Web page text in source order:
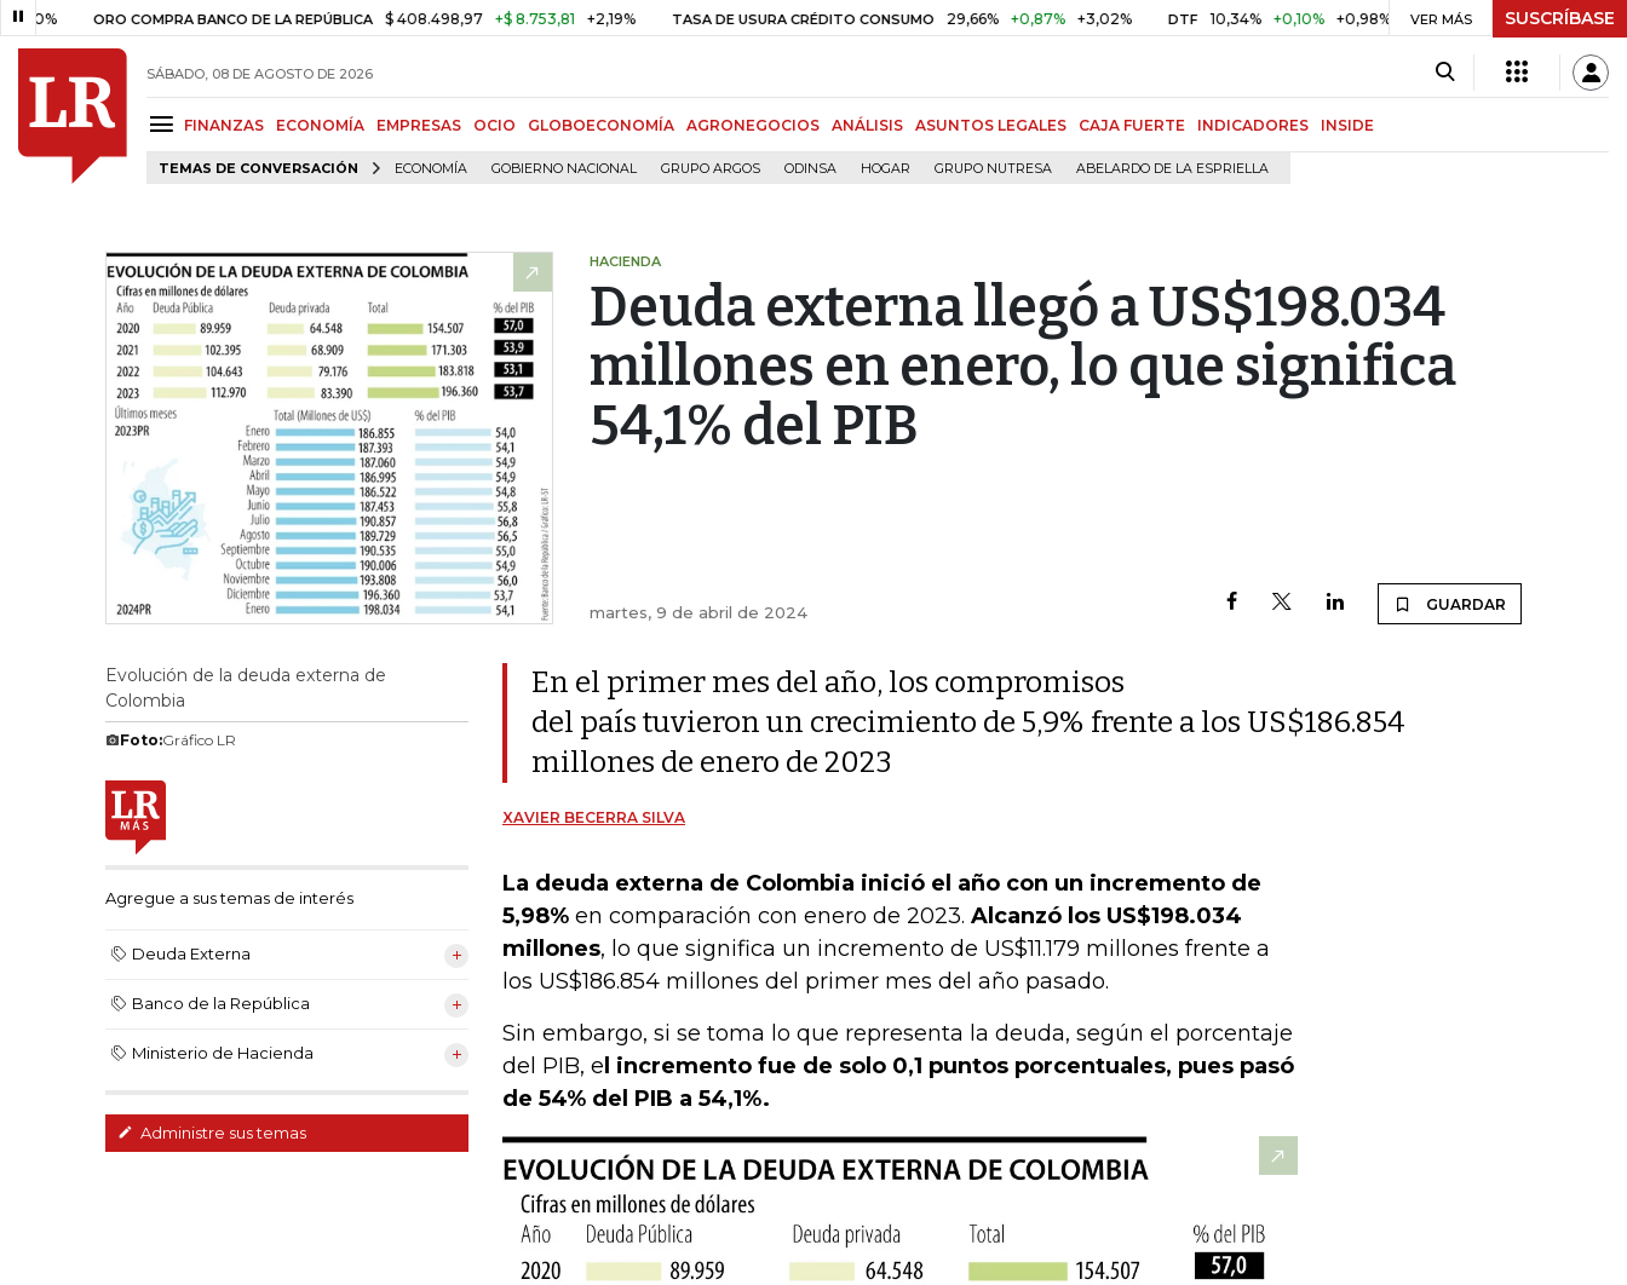
ORO COMPRA BANCO DE LA REPÚBLICA $ 408.498,97 +$ 8.753,81 +2,19% TASA DE USURA CRÉDITO CONSUMO 29,66% +0,87% +3,02% DTF 10,34% +0,10% +0,98% UVR $ 416,96 +$ 0,05 +0,01%
VER MÁS SUSCRÍBASE
SÁBADO, 08 DE AGOSTO DE 2026
FINANZAS ECONOMÍA EMPRESAS OCIO GLOBOECONOMÍA AGRONEGOCIOS ANÁLISIS ASUNTOS LEGALES CAJA FUERTE INDICADORES INSIDE
TEMAS DE CONVERSACIÓN ECONOMÍA GOBIERNO NACIONAL GRUPO ARGOS ODINSA HOGAR GRUPO NUTRESA ABELARDO DE LA ESPRIELLA
HACIENDA
Deuda externa llegó a US$198.034
millones en enero, lo que significa
54,1% del PIB
martes, 9 de abril de 2024 GUARDAR
Evolución de la deuda externa de
Colombia
Foto:Gráfico LR
Agregue a sus temas de interés
Deuda Externa
Banco de la República
Ministerio de Hacienda
Administre sus temas
En el primer mes del año, los compromisos
del país tuvieron un crecimiento de 5,9% frente a los US$186.854
millones de enero de 2023
XAVIER BECERRA SILVA
La deuda externa de Colombia inició el año con un incremento de
5,98% en comparación con enero de 2023. Alcanzó los US$198.034
millones, lo que significa un incremento de US$11.179 millones frente a
los US$186.854 millones del primer mes del año pasado.
Sin embargo, si se toma lo que representa la deuda, según el porcentaje
del PIB, e l incremento fue de solo 0,1 puntos porcentuales, pues pasó
de 54% del PIB a 54,1%.